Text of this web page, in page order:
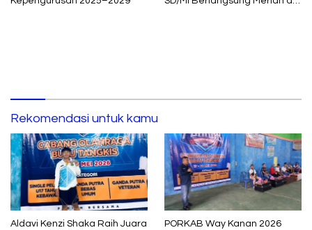
Rekomendasi untuk kamu
Aldavi Kenzi Shaka Raih Juara
PORKAB Way Kanan 2026